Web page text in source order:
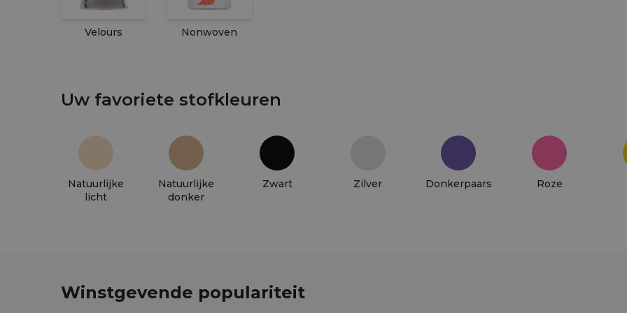
Velours Nonwoven
Uw favoriete stofkleuren
Natuurlijke
licht
Natuurlijke
donker
Zwart Zilver Donkerpaars Roze
Winstgevende populariteit